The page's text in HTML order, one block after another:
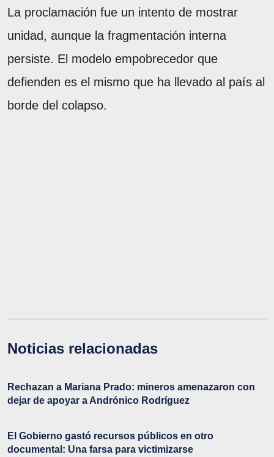
La proclamación fue un intento de mostrar
unidad, aunque la fragmentación interna
persiste. El modelo empobrecedor que
defienden es el mismo que ha llevado al país al
borde del colapso.
Noticias relacionadas
Rechazan a Mariana Prado: mineros amenazaron con
dejar de apoyar a Andrónico Rodríguez
El Gobierno gastó recursos públicos en otro
documental: Una farsa para victimizarse